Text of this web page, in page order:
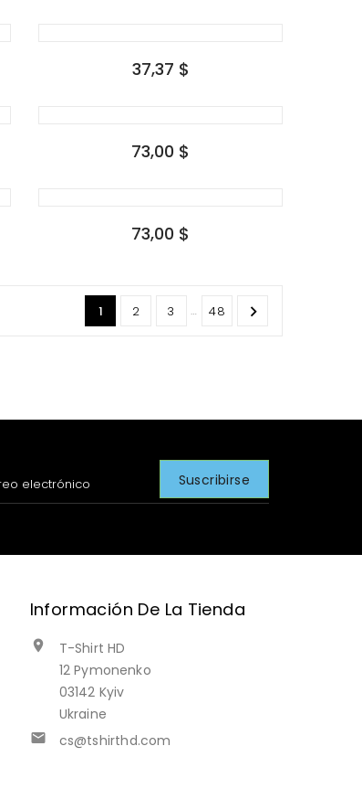
37,37 $
73,00 $
73,00 $
1 2 3 … 48 
Información De La Tienda

T-Shirt HD
12 Pymonenko
03142 Kyiv
Ukraine
 cs@tshirthd.com